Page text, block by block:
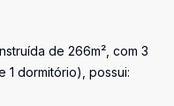
de 266m², com 3
1 dormitório), possui: